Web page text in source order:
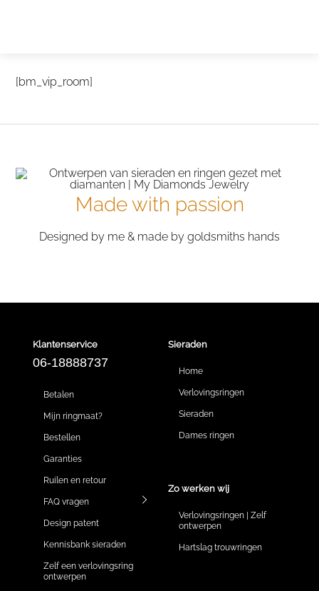
[bm_vip_room]
Made with passion
Designed by me & made by goldsmiths hands
Klantenservice
06-18888737
Betalen
Mijn ringmaat?
Bestellen
Garanties
Ruilen en retour
FAQ vragen
Design patent
Kennisbank sieraden
Zelf een verlovingsring
ontwerpen
Sieraden
Home
Verlovingsringen
Sieraden
Dames ringen
Zo werken wij
Verlovingsringen | Zelf
ontwerpen
Hartslag trouwringen